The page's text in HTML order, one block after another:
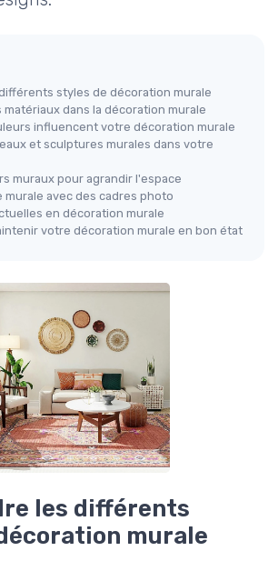
styles de décoration murale
dans la décoration murale
influencent votre décoration murale
et sculptures murales dans votre
muraux pour agrandir l'espace
murale avec des cadres photo
en décoration murale
votre décoration murale en bon état
les différents
murale